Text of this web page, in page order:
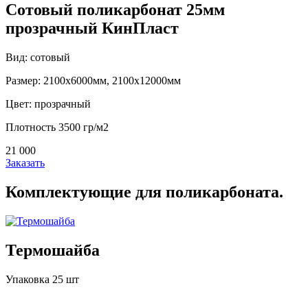
Сотовый поликарбонат 25мм
прозрачный КинПласт
Вид: сотовый
Размер: 2100х6000мм, 2100х12000мм
Цвет: прозрачный
Плотность 3500 гр/м2
21 000
Заказать
Комплектующие для поликарбоната.
Термошайба
Упаковка 25 шт